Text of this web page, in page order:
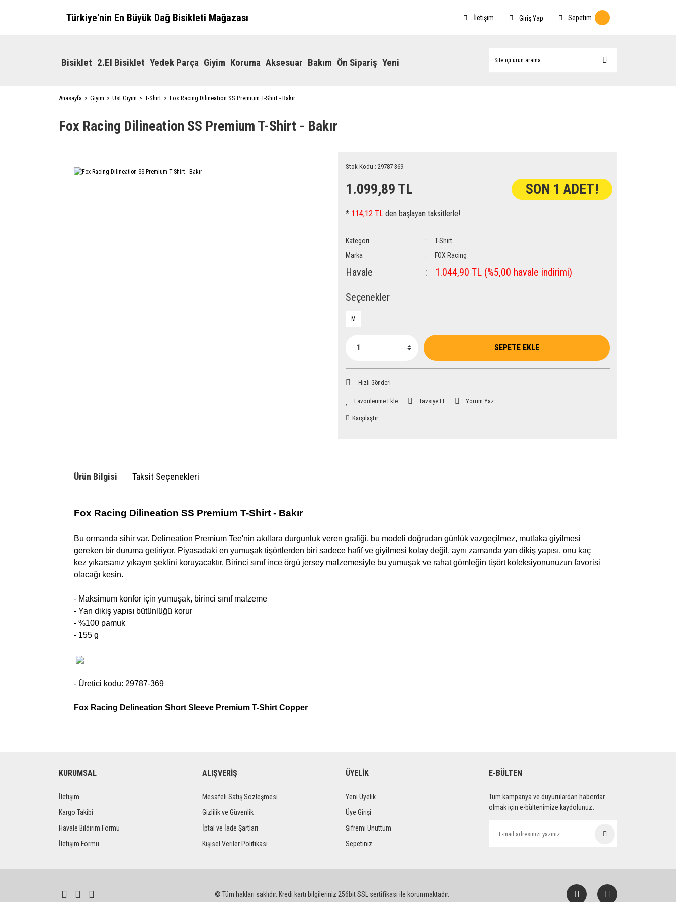
Türkiye'nin En Büyük Dağ Bisikleti Mağazası İletişim Giriş Yap Sepetim
Bisiklet 2.El Bisiklet Yedek Parça Giyim Koruma Aksesuar Bakım Ön Sipariş Yeni
Anasayfa Giyim Üst Giyim T-Shirt Fox Racing Dilineation SS Premium T-Shirt - Bakır
Fox Racing Dilineation SS Premium T-Shirt - Bakır
Stok Kodu : 29787-369
1.099,89 TL SON 1 ADET!
* 114,12 TL den başlayan taksitlerle!
Kategori
T-Shirt
Marka
FOX Racing
Havale 1.044,90 TL (%5,00 havale indirimi)
Seçenekler
M
SEPETE EKLE
Hızlı Gönderi
Tavsiye Et Yorum Yaz
Karşılaştır
Ürün Bilgisi Taksit Seçenekleri
Fox Racing Dilineation SS Premium T-Shirt - Bakır
Bu ormanda sihir var. Delineation Premium Tee'nin akıllara durgunluk veren grafiği, bu modeli doğrudan günlük vazgeçilmez, mutlaka giyilmesi
gereken bir duruma getiriyor. Piyasadaki en yumuşak tişörtlerden biri sadece hafif ve giyilmesi kolay değil, aynı zamanda yan dikiş yapısı, onu kaç
kez yıkarsanız yıkayın şeklini koruyacaktır. Birinci sınıf ince örgü jersey malzemesiyle bu yumuşak ve rahat gömleğin tişört koleksiyonunuzun favorisi
olacağı kesin.
- Maksimum konfor için yumuşak, birinci sınıf malzeme
- Yan dikiş yapısı bütünlüğü korur
- %100 pamuk
- 155 g
- Üretici kodu: 29787-369
Fox Racing Delineation Short Sleeve Premium T-Shirt Copper
KURUMSAL
İletişim
Kargo Takibi
Havale Bildirim Formu
İletişim Formu
ALIŞVERİŞ
Mesafeli Satış Sözleşmesi
Gizlilik ve Güvenlik
İptal ve İade Şartları
Kişisel Veriler Politikası
ÜYELİK
Yeni Üyelik
Üye Girişi
Şifremi Unuttum
Sepetiniz
E-BÜLTEN
Tüm kampanya ve duyurulardan haberdar
olmak için e-bültenimize kaydolunuz.
© Tüm hakları saklıdır. Kredi kartı bilgileriniz 256bit SSL sertifikası ile korunmaktadır.